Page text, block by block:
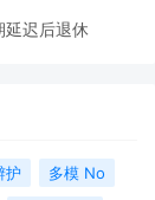
延迟后退休
护
多模 No